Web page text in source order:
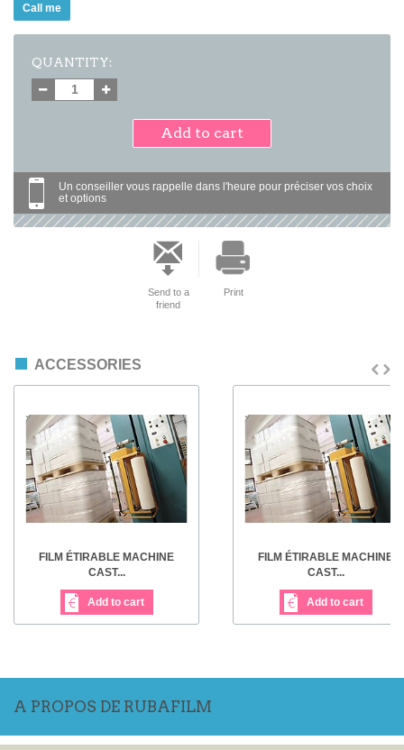
Call me
QUANTITY:
Add to cart
Un conseiller vous rappelle dans l'heure pour préciser vos choix
et options
Send to a
friend
Print
ACCESSORIES
FILM ÉTIRABLE MACHINE
CAST...
Add to cart
FILM ÉTIRABLE MACHINE
CAST...
Add to cart
A PROPOS DE RUBAFILM